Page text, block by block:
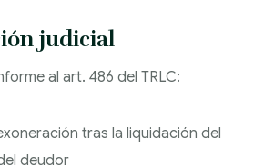
judicial
al art. 486 del TRLC:
tras la liquidación del
deudor